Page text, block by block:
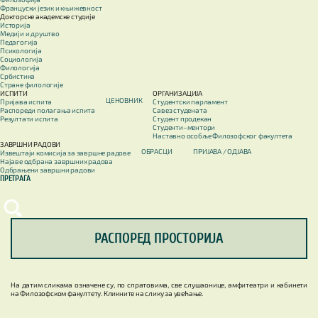
Француски језик и књижевност
Докторске академске студије
Историја
Медији и друштво
Педагогија
Психологија
Социологија
Филологија
Србистика
Стране филологије
ИСПИТИ
Пријава испита
Распореди полагања испита
Резултати испита
ЦЕНОВНИК
ОРГАНИЗАЦИЈА
Студентски парламент
Савез студената
Студент продекан
Студенти–ментори
Наставно особље Филозофског факултета
ЗАВРШНИ РАДОВИ
Извештаји комисија за завршне радове
Најаве одбрана завршних радова
Одбрањени завршни радови
ОБРАСЦИ ПРИЈАВА / OДЈАВА
ПРЕТРАГА
РАСПОРЕД ПРОСТОРИЈА
На датим сликама означене су, по спратовима, све слушаонице, амфитеатри и кабинети
на Филозофском факултету. Кликните на слику за увећање.